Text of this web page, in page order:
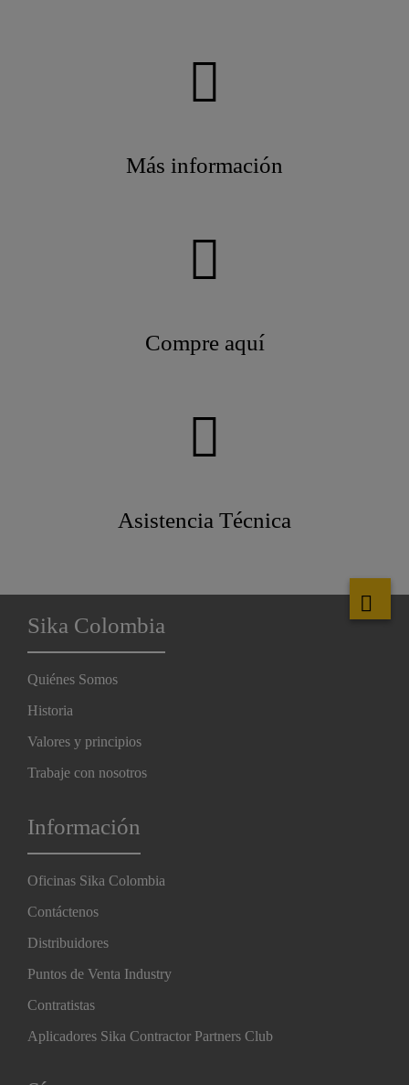
Más información
Compre aquí
Asistencia Técnica
Sika Colombia
Quiénes Somos
Historia
Valores y principios
Trabaje con nosotros
Información
Oficinas Sika Colombia
Contáctenos
Distribuidores
Puntos de Venta Industry
Contratistas
Aplicadores Sika Contractor Partners Club